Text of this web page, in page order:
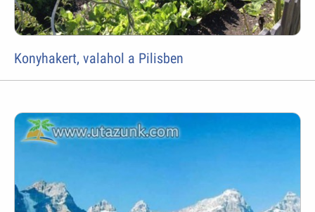
Konyhakert, valahol a Pilisben